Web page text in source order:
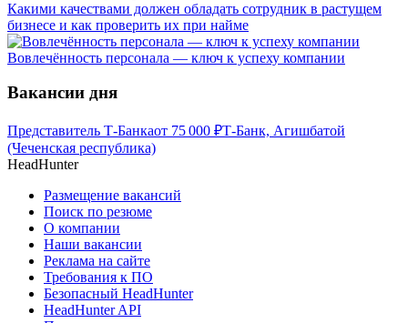
Какими качествами должен обладать сотрудник в растущем
бизнесе и как проверить их при найме
Вовлечённость персонала — ключ к успеху компании
Вакансии дня
Представитель Т-Банкаот 75 000 ₽Т-Банк, Агишбатой
(Чеченская республика)
HeadHunter
Размещение вакансий
Поиск по резюме
О компании
Наши вакансии
Реклама на сайте
Требования к ПО
Безопасный HeadHunter
HeadHunter API